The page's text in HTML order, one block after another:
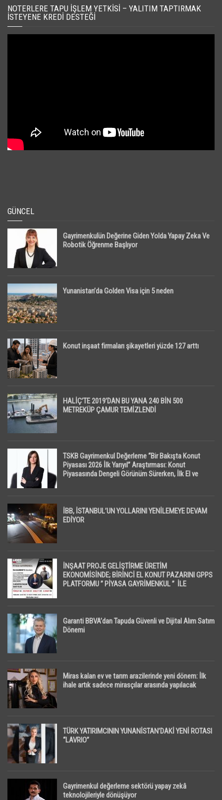
NOTERLERE TAPU İŞLEM YETKISI – YALITIM TAPTIRMAK
İSTEYENE KREDI DESTEĞI
GÜNCEL
Gayrimenkulün Değerine Giden Yolda Yapay Zeka Ve
Robotik Öğrenme Başlıyor
Yunanistan’da Golden Visa için 5 neden
Konut inşaat firmaları şikayetleri yüzde 127 arttı
HALİÇ’TE 2019’DAN BU YANA 240 BİN 500
METREKÜP ÇAMUR TEMİZLENDİ
TSKB Gayrimenkul Değerleme “Bir Bakışta Konut
Piyasası 2026 İlk Yarıyıl” Araştırması: Konut
Piyasasında Dengeli Görünüm Sürerken, İlk El ve
İBB, İSTANBUL’UN YOLLARINI YENİLEMEYE DEVAM
EDİYOR
İNŞAAT PROJE GELİŞTİRME ÜRETİM
EKONOMİSİNDE; BİRİNCİ EL KONUT PAZARINI GPPS
PLATFORMU ” PİYASA GAYRİMENKUL ” İLE
Garanti BBVA’dan Tapuda Güvenli ve Dijital Alım Satım
Dönemi
Miras kalan ev ve tarım arazilerinde yeni dönem: İlk
ihale artık sadece mirasçılar arasında yapılacak
TÜRK YATIRIMCININ YUNANİSTAN’DAKİ YENİ ROTASI
“LAVRIO”
Gayrimenkul değerleme sektörü yapay zekâ
teknolojileriyle dönüşüyor